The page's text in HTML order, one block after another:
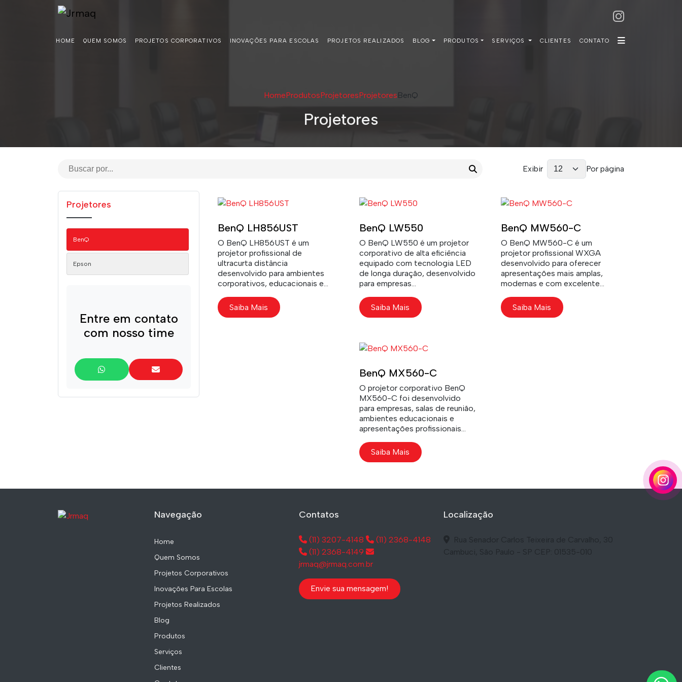
HOME QUEM SOMOS PROJETOS CORPORATIVOS INOVAÇÕES PARA ESCOLAS PROJETOS REALIZADOS BLOG PRODUTOS SERVIÇOS CLIENTES CONTATO
HomeProdutosProjetoresProjetoresBenQ
Projetores
Exibir Por página
BenQ LH856UST
O BenQ LH856UST é um
projetor profissional de
ultracurta distância
desenvolvido para ambientes
corporativos, educacionais e
tecnologia...
Saiba Mais
BenQ LW550
O BenQ LW550 é um projetor
corporativo de alta eficiência
equipado com tecnologia LED
de longa duração, desenvolvido
para empresas...
Saiba Mais
BenQ MW560-C
O BenQ MW560-C é um
projetor profissional WXGA
desenvolvido para oferecer
apresentações mais amplas,
modernas e com excelente
Saiba Mais
BenQ MX560-C
O projetor corporativo BenQ
MX560-C foi desenvolvido
para empresas, salas de reunião,
ambientes educacionais e
apresentações profissionais
Saiba Mais
Projetores
BenQ
Epson
Entre em contato
com nosso time
Navegação
Home
Quem Somos
Projetos Corporativos
Inovações Para Escolas
Projetos Realizados
Blog
Produtos
Serviços
Clientes
Contatos
(11) 3207-4148
(11) 2368-4148
(11) 2368-4149
jrmaq@jrmaq.com.br
Envie sua mensagem!
Localização
Rua Senador Carlos Teixeira de Carvalho, 30
Cambuci, São Paulo - SP CEP: 01535-010